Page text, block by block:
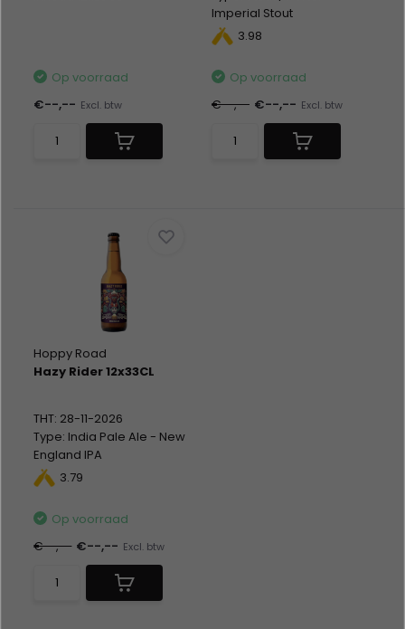
Op voorraad
€--,-- Excl. btw
Imperial Stout
Fles 12 x 33CL
Alc %: 12,00
3.98
Op voorraad
€--,-- €--,-- Excl. btw
Hoppy Road
Hazy Rider 12x33CL
THT: 28-11-2026
Type: India Pale Ale - New
England IPA
Fles 12 x 33CL
Alc %: 6,40
3.79
Op voorraad
€--,-- €--,-- Excl. btw